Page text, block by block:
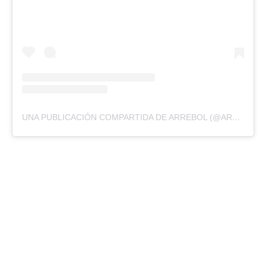
UNA PUBLICACIÓN COMPARTIDA DE ARREBOL (@ARREBOL.OFICIAL)